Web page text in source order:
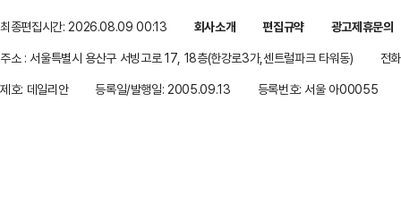
최종편집시간: 2026.08.09 00:13 회사소개 편집규약
광고제휴문의
주소 : 서울특별시 용산구 서빙고로 17, 18층(한강로3가,센트럴파크 타워동)
전
제호: 데일리안
등록일/발행일: 2005.09.13 등록번호: 서울 아00055